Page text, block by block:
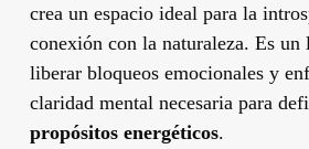
crea un espacio ideal para la
conexión con la naturaleza. Es un
liberar bloqueos emocionales y
claridad mental necesaria para
propósitos energéticos.